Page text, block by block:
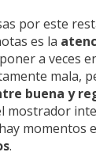
por este
es la
a veces
mala,
buena y
mostrador
momentos
.